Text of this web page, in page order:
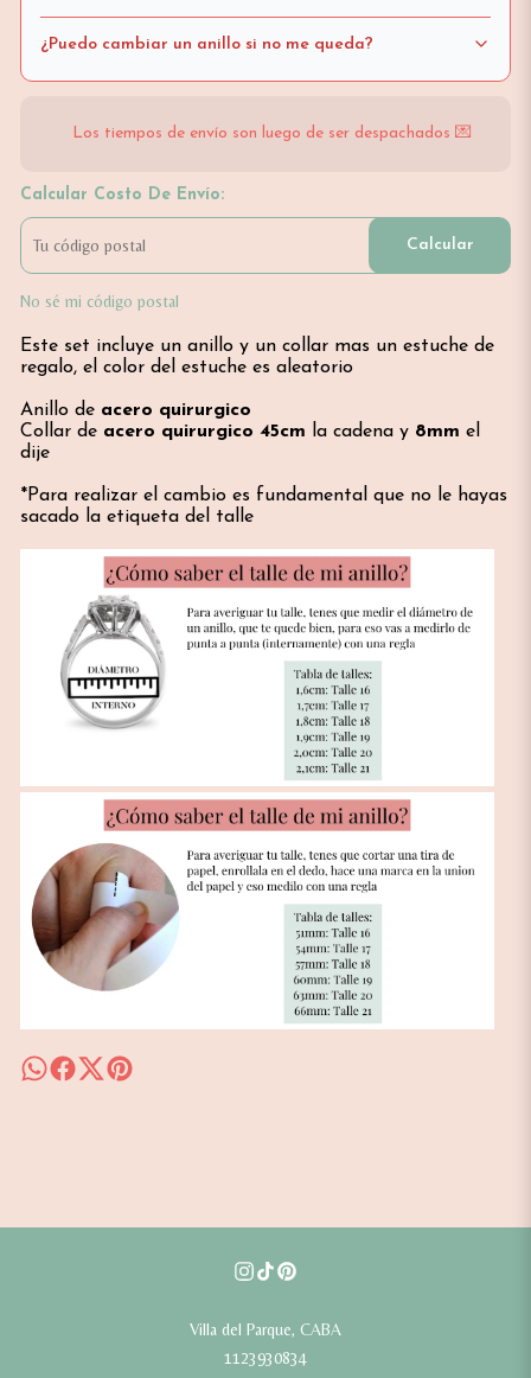
¿Puedo cambiar un anillo si no me queda?
Los tiempos de envío son luego de ser despachados 💌
Calcular Costo De Envío:
Calcular
No sé mi código postal
Este set incluye un anillo y un collar mas un estuche de
regalo, el color del estuche es aleatorio
Anillo de acero quirurgico
Collar de acero quirurgico 45cm la cadena y 8mm el
dije
*Para realizar el cambio es fundamental que no le hayas
sacado la etiqueta del talle
Villa del Parque, CABA
1123930834